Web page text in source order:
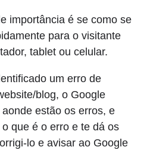
importância é se como se
para o visitante
tablet ou celular.
um erro de
blog, o Google
estão os erros, e
que é o erro e te dá os
lo e avisar ao Google